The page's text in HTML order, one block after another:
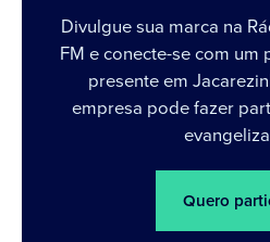
Divulgue sua marca na
FM e conecte-se com
presente em
empresa pode fazer
Quero